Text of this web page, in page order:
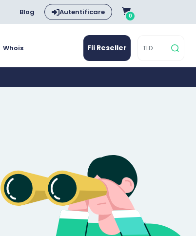
Blog Autentificare 0
Whois Fii Reseller